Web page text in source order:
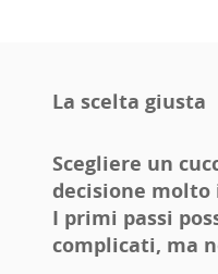
La scelta giusta
Scegliere un
decisione
I primi passi
complicati, ma